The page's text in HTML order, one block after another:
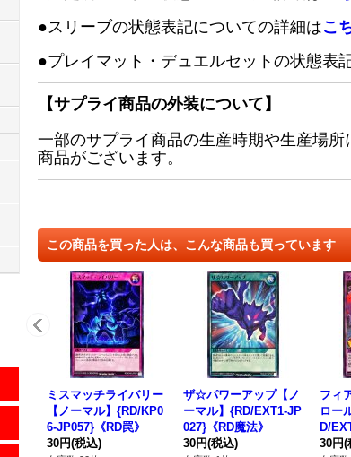
●スリーブの状態表記についての詳細はこ
●プレイマット・デュエルセットの状態表
【サプライ商品の外装について】
一部のサプライ商品の生産時期や生産場
商品がございます。
この商品を買った人は、こんな商品も買っています
ミスマッチライバリー
【ノーマル】{RD/KP0
6-JP057}《RD罠》
30円(税込)
ザ☆パワーアップ【ノ
ーマル】{RD/EXT1-JP
027}《RD魔法》
30円(税込)
フィ
ロー
D/
フュ
30円(